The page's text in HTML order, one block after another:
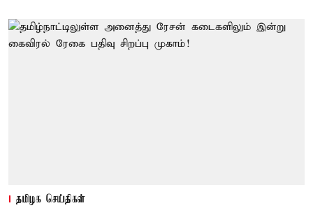
தமிழக செய்திகள்